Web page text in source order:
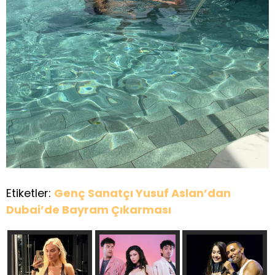
Etiketler: Genç Sanatçı Yusuf Aslan’dan
Dubai’de Bayram Çıkarması